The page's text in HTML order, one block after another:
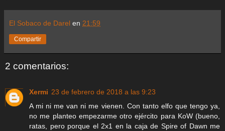
El Sobaco de Darel en 21:59
Compartir
2 comentarios:
Xermi 23 de febrero de 2018 a las 9:23
A mi ni me van ni me vienen. Con tanto elfo que tengo ya,
no me planteo empezarme otro ejército para KoW (bueno,
ratas, pero porque el 2x1 en la caja de Spire of Dawn me